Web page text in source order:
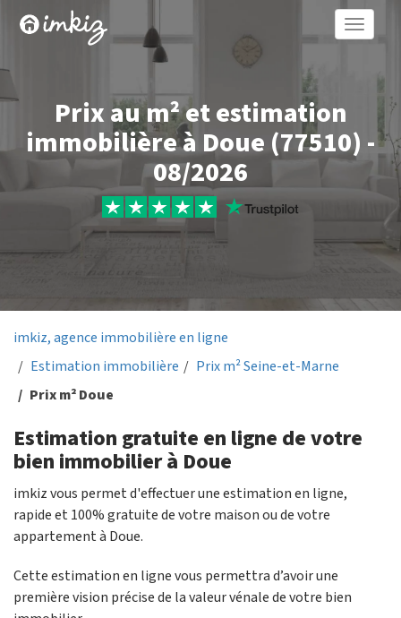
Toggle
Prix au m² et estimation
immobilière à Doue (77510) -
08/2026
imkiz, agence immobilière en ligne
Estimation immobilière
Prix m² Seine-et-Marne
Prix m² Doue
Estimation gratuite en ligne de votre
bien immobilier à Doue
imkiz vous permet d'effectuer une estimation en ligne,
rapide et 100% gratuite de votre maison ou de votre
appartement à Doue.
Cette estimation en ligne vous permettra d’avoir une
première vision précise de la valeur vénale de votre bien